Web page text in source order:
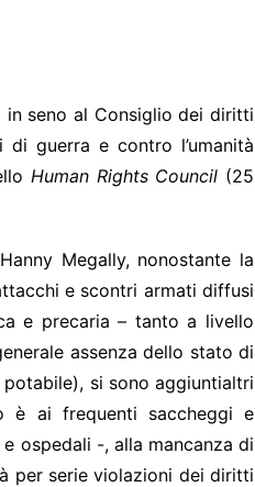
in seno al Consiglio dei diritti
guerra e contro l’umanità
Human Rights Council (25
Megally, nonostante la
e scontri armati diffusi
e precaria – tanto a livello
assenza dello stato di
si sono aggiuntialtri
è ai frequenti saccheggi e
ospedali -, alla mancanza di
per serie violazioni dei diritti